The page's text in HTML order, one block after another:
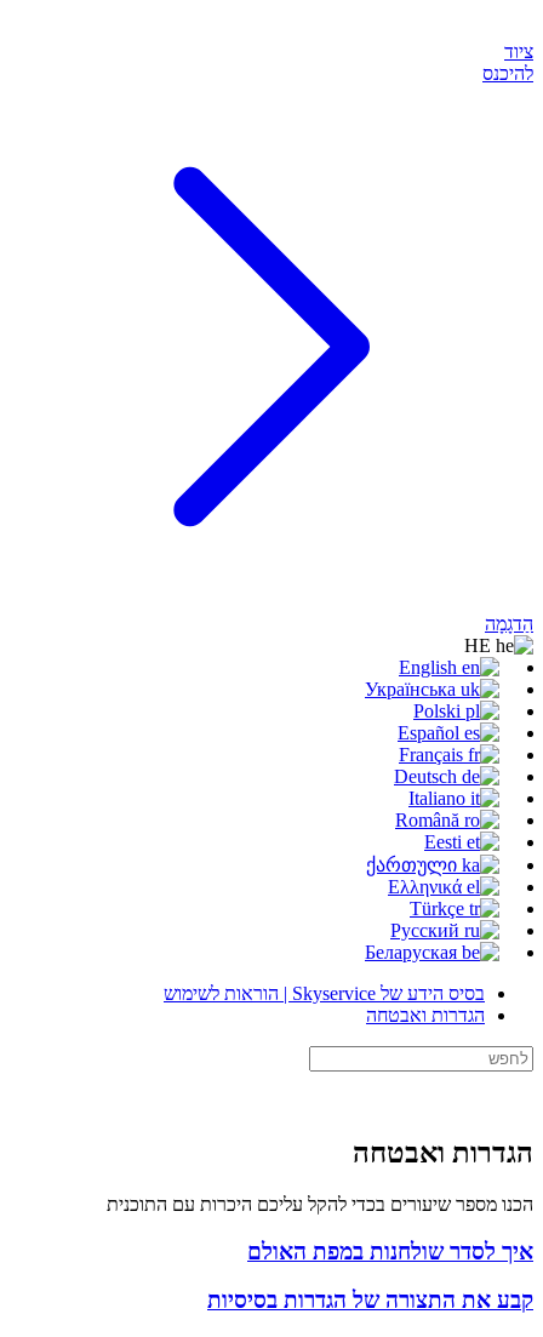
ציוד
להיכנס
הַדגָמָה
English
Українська
Polski
Español
Français
Deutsch
Italiano
Română
Eesti
ქართული
Ελληνικά
Türkçe
Русский
Беларуская
בסיס הידע של Skyservice | הוראות לשימוש
הגדרות ואבטחה
הגדרות ואבטחה
הכנו מספר שיעורים בכדי להקל עליכם היכרות עם התוכנית
איך לסדר שולחנות במפת האולם
קבע את התצורה של הגדרות בסיסיות